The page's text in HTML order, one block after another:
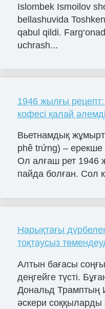
Islombek Ismoilov
bellashuvida
qabul qildi.
uchrash...
1946 жылғы
кофесі қалай
Вьетнамдық
phê trứng) – ерекше
Ол алғаш рет 1946
пайда болған. Сол
Нарықтағы
тоқтаусыз
Алтын бағасы
деңгейге түсті.
Дональд Трамптың
әскери соққыларды